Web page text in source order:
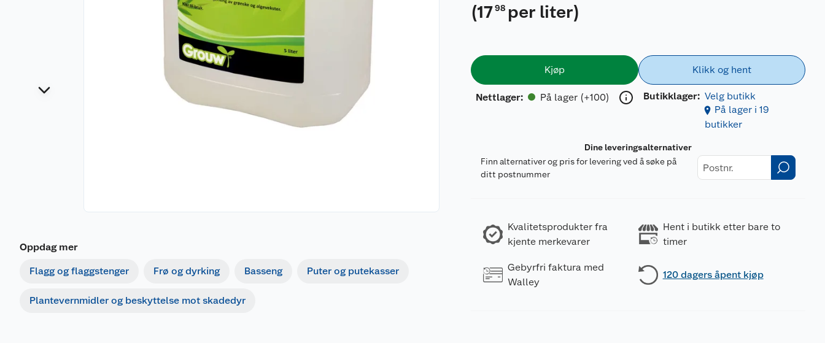
Oppdag mer
Flagg og flaggstenger Frø og dyrking Basseng Puter og putekasser
Plantevernmidler og beskyttelse mot skadedyr
(1798 per liter)
Kjøp
Nettlager: På lager (+100)
Klikk og hent
Butikklager: Velg butikk
På lager i 19
butikker
Dine leveringsalternativer
Finn alternativer og pris for levering ved å søke på
ditt postnummer
Kvalitetsprodukter fra
kjente merkevarer
Hent i butikk etter bare to
timer
Gebyrfri faktura med
Walley
120 dagers åpent kjøp